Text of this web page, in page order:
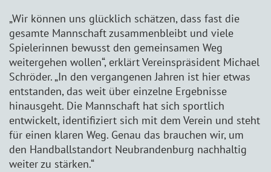
„Wir können uns glücklich schätzen, dass fast die
gesamte Mannschaft zusammenbleibt und viele
Spielerinnen bewusst den gemeinsamen Weg
weitergehen wollen“, erklärt Vereinspräsident Michael
Schröder. „In den vergangenen Jahren ist hier etwas
entstanden, das weit über einzelne Ergebnisse
hinausgeht. Die Mannschaft hat sich sportlich
entwickelt, identifiziert sich mit dem Verein und steht
für einen klaren Weg. Genau das brauchen wir, um
den Handballstandort Neubrandenburg nachhaltig
weiter zu stärken.“